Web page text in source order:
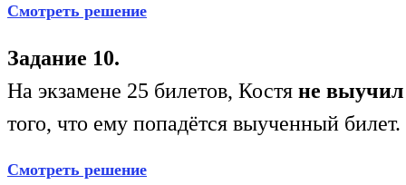
Смотреть решение
Задание 10.
На экзамене 25 билетов, Костя не выучил
того, что ему попадётся выученный билет.
Смотреть решение